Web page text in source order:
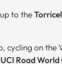
to the
cycling on the
UCI Road